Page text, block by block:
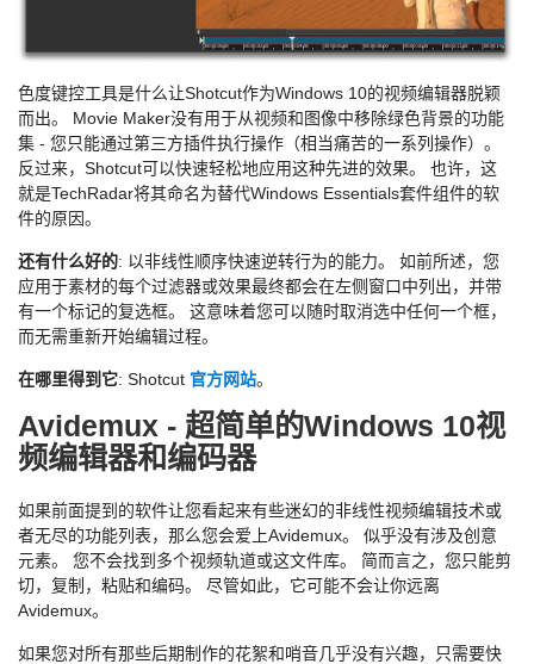
色度键控工具是什么让Shotcut作为Windows 10的视频编辑器脱颖
而出。 Movie Maker没有用于从视频和图像中移除绿色背景的功能
集 - 您只能通过第三方插件执行操作（相当痛苦的一系列操作）。
反过来，Shotcut可以快速轻松地应用这种先进的效果。 也许，这
就是TechRadar将其命名为替代Windows Essentials套件组件的软
件的原因。
还有什么好的: 以非线性顺序快速逆转行为的能力。 如前所述，您
应用于素材的每个过滤器或效果最终都会在左侧窗口中列出，并带
有一个标记的复选框。 这意味着您可以随时取消选中任何一个框，
而无需重新开始编辑过程。
在哪里得到它: Shotcut 官方网站。
Avidemux - 超简单的Windows 10视
频编辑器和编码器
如果前面提到的软件让您看起来有些迷幻的非线性视频编辑技术或
者无尽的功能列表，那么您会爱上Avidemux。 似乎没有涉及创意
元素。 您不会找到多个视频轨道或这文件库。 简而言之，您只能剪
切，复制，粘贴和编码。 尽管如此，它可能不会让你远离
Avidemux。
如果您对所有那些后期制作的花絮和哨音几乎没有兴趣，只需要快